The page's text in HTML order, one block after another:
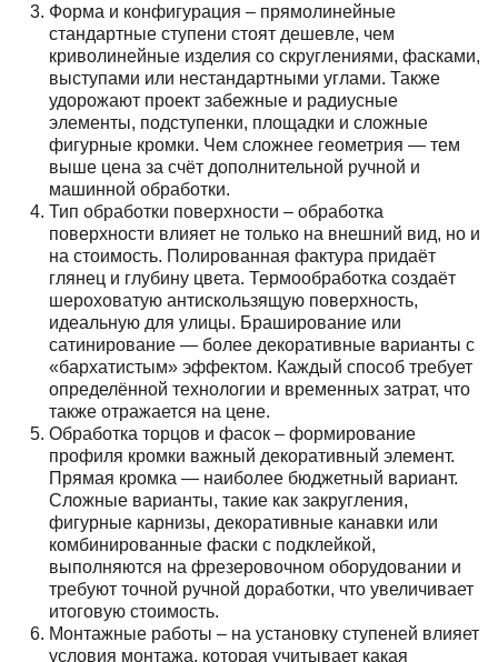
Форма и конфигурация – прямолинейные
стандартные ступени стоят дешевле, чем
криволинейные изделия со скруглениями, фасками,
выступами или нестандартными углами. Также
удорожают проект забежные и радиусные
элементы, подступенки, площадки и сложные
фигурные кромки. Чем сложнее геометрия — тем
выше цена за счёт дополнительной ручной и
машинной обработки.
Тип обработки поверхности – обработка
поверхности влияет не только на внешний вид, но и
на стоимость. Полированная фактура придаёт
глянец и глубину цвета. Термообработка создаёт
шероховатую антискользящую поверхность,
идеальную для улицы. Браширование или
сатинирование — более декоративные варианты с
«бархатистым» эффектом. Каждый способ требует
определённой технологии и временных затрат, что
также отражается на цене.
Обработка торцов и фасок – формирование
профиля кромки важный декоративный элемент.
Прямая кромка — наиболее бюджетный вариант.
Сложные варианты, такие как закругления,
фигурные карнизы, декоративные канавки или
комбинированные фаски с подклейкой,
выполняются на фрезеровочном оборудовании и
требуют точной ручной доработки, что увеличивает
итоговую стоимость.
Монтажные работы – на установку ступеней влияет
условия монтажа, которая учитывает какая